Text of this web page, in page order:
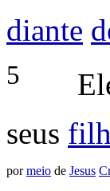
diante
5
seus
pormeio de Jesus